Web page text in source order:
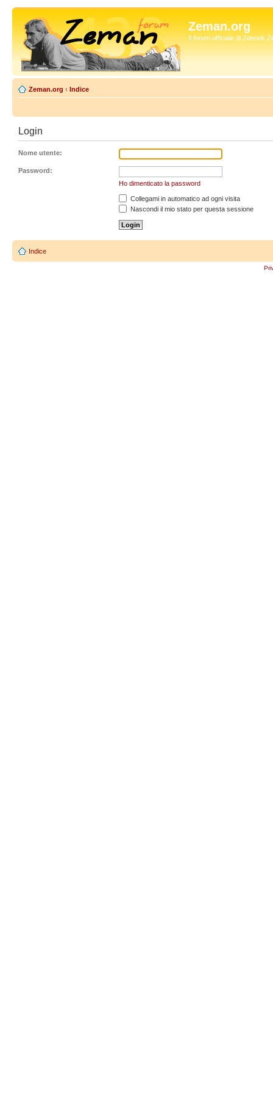
Zeman.org
Il forum ufficiale di Zdenek
Zeman.org ‹ Indice
Login
Nome utente:
Password:
Ho dimenticato la password
Collegami in automatico ad ogni visita
Nascondi il mio stato per questa sessione
Indice